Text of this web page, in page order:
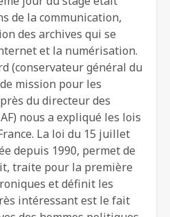
de la communication,
des archives qui se
et la numérisation.
(conservateur général du
mission pour les
du directeur des
nous a expliqué les lois
La loi du 15 juillet
depuis 1990, permet de
traite pour la première
et définit les
intéressant est le fait